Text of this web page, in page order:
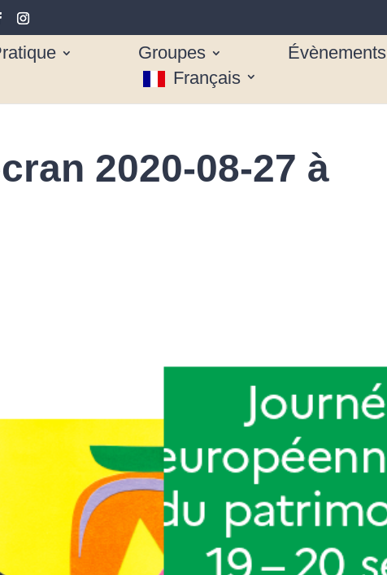
Groupes Évènements
Français
2020-08-27 à